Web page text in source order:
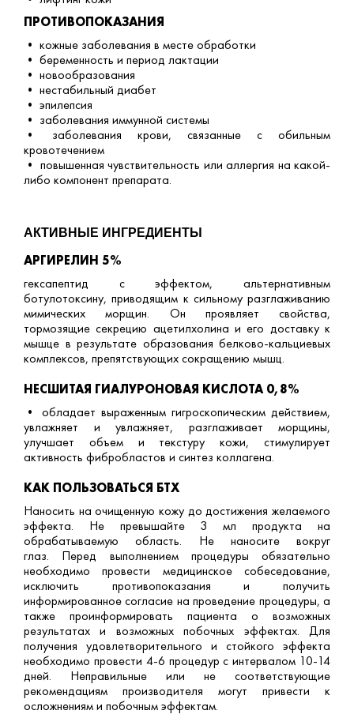
ПРОТИВОПОКАЗАНИЯ
• кожные заболевания в месте обработки
• беременность и период лактации
• новообразования
• нестабильный диабет
• эпилепсия
• заболевания иммунной системы
• заболевания крови, связанные с обильным
кровотечением
• повышенная чувствительность или аллергия на какой-
либо компонент препарата.
АКТИВНЫЕ ИНГРЕДИЕНТЫ
АРГИРЕЛИН 5%
гексапептид с эффектом, альтернативным
ботулотоксину, приводящим к сильному разглаживанию
мимических морщин. Он проявляет свойства,
тормозящие секрецию ацетилхолина и его доставку к
мышце в результате образования белково-кальциевых
комплексов, препятствующих сокращению мышц.
НЕСШИТАЯ ГИАЛУРОНОВАЯ КИСЛОТА 0,8%
• обладает выраженным гигроскопическим действием,
увлажняет и увлажняет, разглаживает морщины,
улучшает объем и текстуру кожи, стимулирует
активность фибробластов и синтез коллагена.
КАК ПОЛЬЗОВАТЬСЯ БТХ
Наносить на очищенную кожу до достижения желаемого
эффекта. Не превышайте 3 мл продукта на
обрабатываемую область. Не наносите вокруг
глаз. Перед выполнением процедуры обязательно
необходимо провести медицинское собеседование,
исключить противопоказания и получить
информированное согласие на проведение процедуры, а
также проинформировать пациента о возможных
результатах и ​​возможных побочных эффектах. Для
получения удовлетворительного и стойкого эффекта
необходимо провести 4-6 процедур с интервалом 10-14
дней. Неправильные или не соответствующие
рекомендациям производителя могут привести к
осложнениям и побочным эффектам.